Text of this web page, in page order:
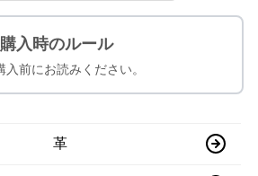
購入時のルール
入前にお読みください。
革